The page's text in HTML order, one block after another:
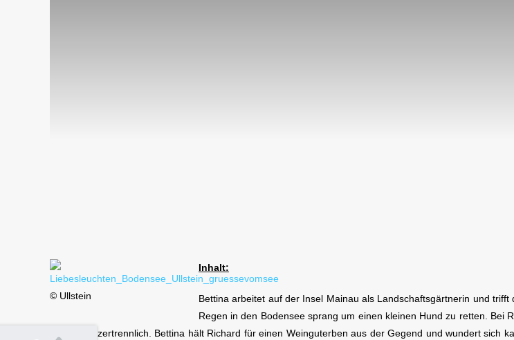
© Ullstein
Inhalt:
Bettina arbeitet auf der Insel Mainau als Landschaftsgärtnerin und
Regen in den Bodensee sprang um einen kleinen Hund zu retten. Bei
sind sie unzertrennlich. Bettina hält Richard für einen Weinguterben aus der Gegend und wundert sich